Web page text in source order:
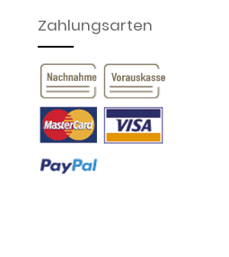
Zahlungsarten